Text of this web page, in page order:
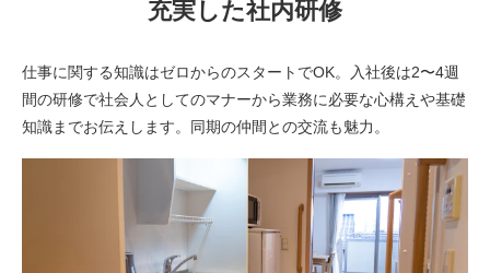
充実した社内研修
仕事に関する知識はゼロからのスタートでOK。入社後は2〜4週
間の研修で社会人としてのマナーから業務に必要な心構えや基礎
知識までお伝えします。同期の仲間との交流も魅力。